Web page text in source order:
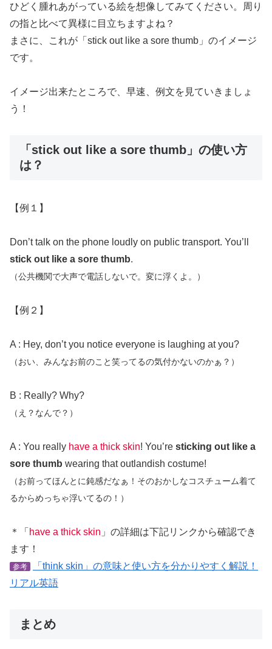
ひどく腫れあがっている絵を想像してみてください。周り
の指と比べて異様に目立ちますよね？
まさに、これが「stick out like a sore thumb」のイメージ
です。
イメージ出来たところで、早速、例文を見ていきましょ
う！
「stick out like a sore thumb」の使い方
は？
【例１】
Don’t talk on the phone loudly on public transport. You’ll
stick out like a sore thumb.
（公共機関で大声で電話しないで。変に浮くよ。）
【例２】
A : Hey, don’t you notice everyone is laughing at you?
（おい、みんなお前のこと笑ってるの気付かないのかぁ？）
B : Really? Why?
（え？なんで？）
A : You really have a thick skin! You’re sticking out like a
sore thumb wearing that outlandish costume!
（お前ってほんとに鈍感だなぁ！そのおかしなコスチューム着て
るからめっちゃ浮いてるの！）
＊「 have a thick skin 」の詳細は下記リンクから確認でき
ます！
参考
「think skin」の意味と使い方を分かりやすく解説！
リアル英語
まとめ